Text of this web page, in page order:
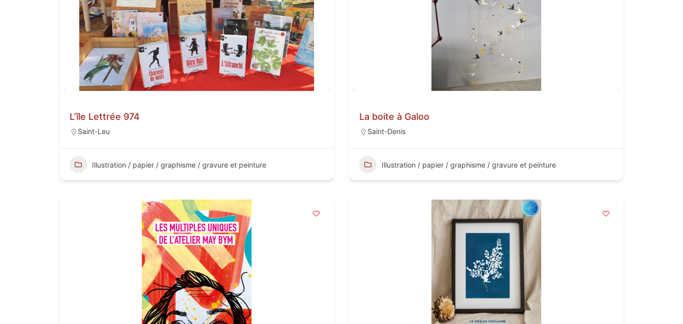
L’île Lettrée 974
Saint-Leu
Illustration / papier / graphisme / gravure et peinture
La boite à Galoo
Saint-Denis
Illustration / papier / graphisme / gravure et peinture